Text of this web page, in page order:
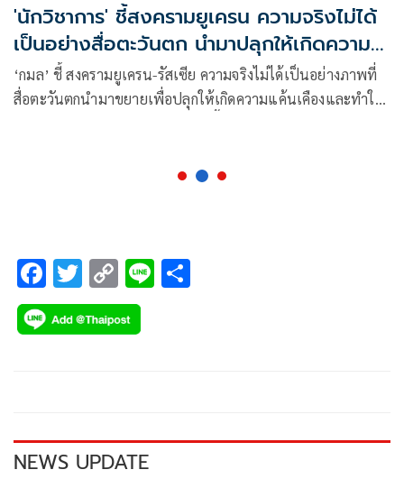
'นักวิชาการ' ชี้สงครามยูเครน ความจริงไม่ได้
เป็นอย่างสื่อตะวันตก นำมาปลุกให้เกิดความ
แค้นเคือง
‘กมล’ ชี้ สงครามยูเครน-รัสเซีย ความจริงไม่ได้เป็นอย่างภาพที่
สื่อตะวันตกนำมาขยายเพื่อปลุกให้เกิดความแค้นเคืองและทำให้
F
ac
e
k
T
wi
tt
C
o
p
k
Li
NEWS UPDATE